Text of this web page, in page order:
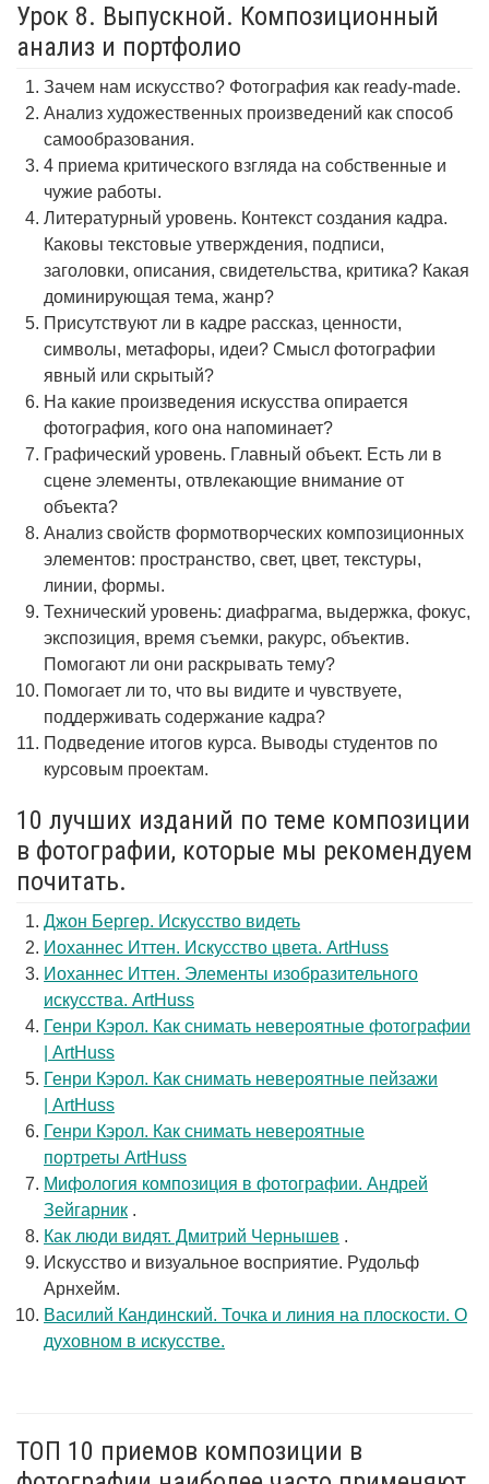
Урок 8. Выпускной. Композиционный
анализ и портфолио
Зачем нам искусство? Фотография как ready-made.
Анализ художественных произведений как способ
самообразования.
4 приема критического взгляда на собственные и
чужие работы.
Литературный уровень. Контекст создания кадра.
Каковы текстовые утверждения, подписи,
заголовки, описания, свидетельства, критика? Какая
доминирующая тема, жанр?
Присутствуют ли в кадре рассказ, ценности,
символы, метафоры, идеи? Смысл фотографии
явный или скрытый?
На какие произведения искусства опирается
фотография, кого она напоминает?
Графический уровень. Главный объект. Есть ли в
сцене элементы, отвлекающие внимание от
объекта?
Анализ свойств формотворческих композиционных
элементов: пространство, свет, цвет, текстуры,
линии, формы.
Технический уровень: диафрагма, выдержка, фокус,
экспозиция, время съемки, ракурс, объектив.
Помогают ли они раскрывать тему?
Помогает ли то, что вы видите и чувствуете,
поддерживать содержание кадра?
Подведение итогов курса. Выводы студентов по
курсовым проектам.
10 лучших изданий по теме композиции
в фотографии, которые мы рекомендуем
почитать.
Джон Бергер. Искусство видеть
Иоханнес Иттен. Искусство цвета. ArtHuss
Иоханнес Иттен. Элементы изобразительного
искусства. ArtHuss
Генри Кэрол. Как снимать невероятные фотографии
| ArtHuss
Генри Кэрол. Как снимать невероятные пейзажи
| ArtHuss
Генри Кэрол. Как снимать невероятные
портреты ArtHuss
Мифология композиция в фотографии. Андрей
Зейгарник .
Как люди видят. Дмитрий Чернышев .
Искусство и визуальное восприятие. Рудольф
Арнхейм.
Василий Кандинский. Точка и линия на плоскости. О
духовном в искусстве.
ТОП 10 приемов композиции в